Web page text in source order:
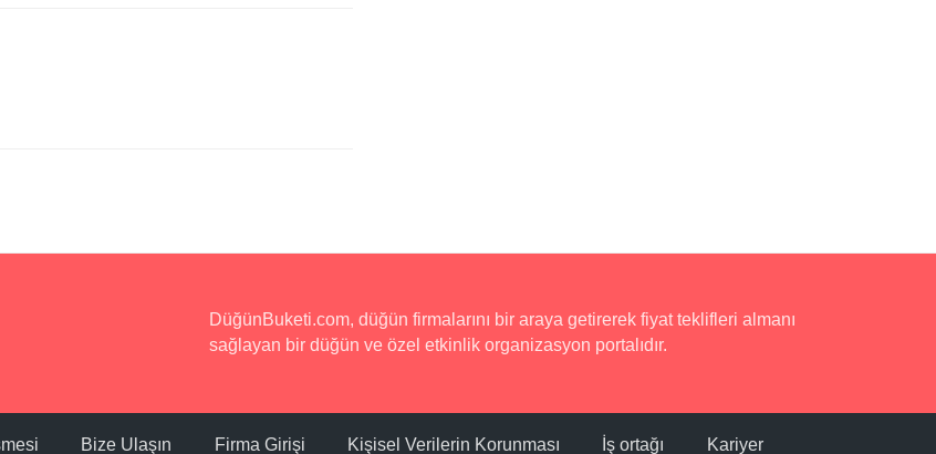
DüğünBuketi.com, düğün firmalarını bir araya getirerek fiyat teklifleri almanı
sağlayan bir düğün ve özel etkinlik organizasyon portalıdır.
Bize Ulaşın Firma Girişi Kişisel Verilerin Korunması İş ortağı Kariyer